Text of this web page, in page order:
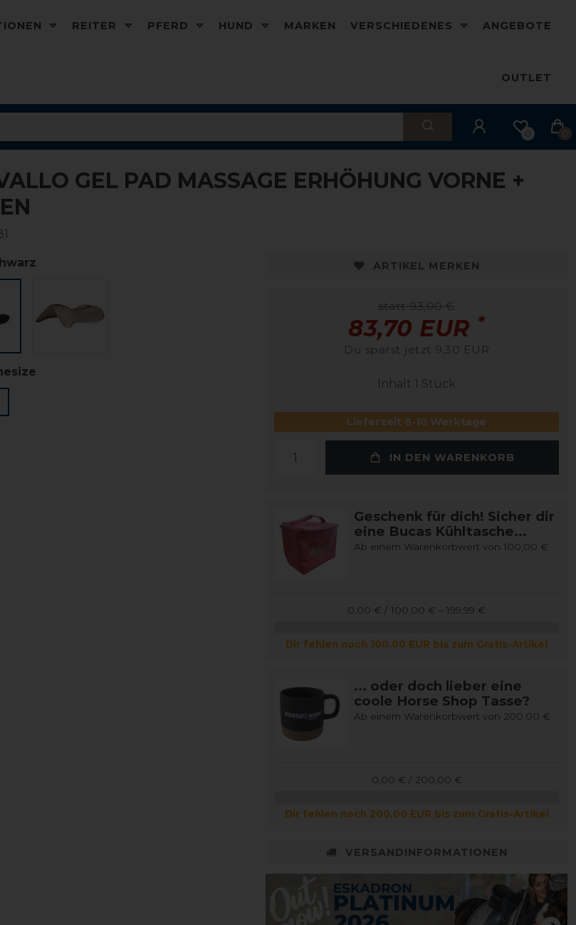
REITER PFERD HUND MARKEN VERSCHIEDENES ANGEBOTE
OUTLET
0 0
GEL PAD MASSAGE ERHÖHUNG VORNE +
ARTIKEL MERKEN
statt 93,00 €
83,70 EUR *
Du sparst jetzt 9,30 EUR
Inhalt 1 Stück
Lieferzeit 6-10 Werktage
IN DEN WARENKORB
Geschenk für dich! Sicher dir
eine Bucas Kühltasche...
Ab einem Warenkorbwert von 100,00 €
0,00 € / 100,00 € – 199,99 €
Dir fehlen noch 100,00 EUR bis zum Gratis-Artikel
... oder doch lieber eine
coole Horse Shop Tasse?
Ab einem Warenkorbwert von 200,00 €
0,00 € / 200,00 €
Dir fehlen noch 200,00 EUR bis zum Gratis-Artikel
VERSANDINFORMATIONEN